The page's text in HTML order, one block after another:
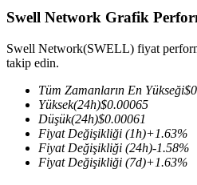
Kripto Para Vadeli İşlemleri
TradFi
Hisse senetleri, döviz, değerli
Swell Network Grafik
Swell Network(SWELL) fiyat
takip edin.
Tüm Zamanların En Yükseği$
Yüksek(24h)$0.00065
Düşük(24h)$0.00061
Fiyat Değişikliği (1h)+1.63%
Fiyat Değişikliği (24h)-1.58%
Fiyat Değişikliği (7d)+1.63%